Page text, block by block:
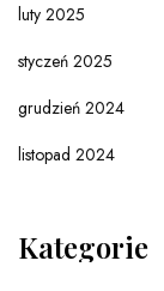
luty 2025
styczeń 2025
grudzień 2024
listopad 2024
Kategorie